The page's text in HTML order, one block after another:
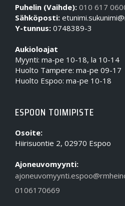
Puhelin (Vaihde): 010 617
Sähköposti:
Y-tunnus: 0748389-3
Aukioloajat
Myynti: ma-pe 10-18, la 10-14
Huolto Tampere: ma-pe 09-17
Huolto Espoo: ma-pe 10-18
ESPOON TOIMIPISTE
Osoite:
Hiirisuontie 2, 02970 Espoo
Ajoneuvomyynti:
0106170669